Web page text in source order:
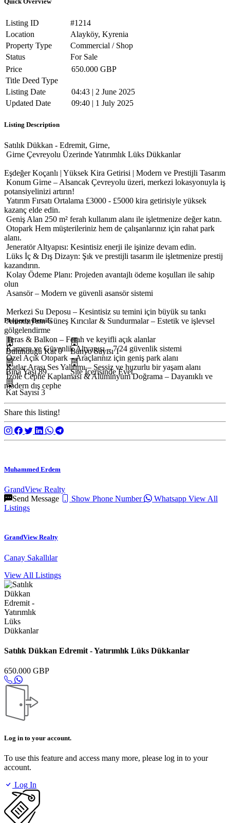
Listing ID
#1214
Location
Alayköy, Kyrenia
Property Type
Commercial / Shop
Status
For Sale
Price
650.000 GBP
Title Deed Type
Listing Date
04:43 | 2 June 2025
Updated Date
09:40 | 1 July 2025
Listing Description
Satılık Dükkan - Edremit, Girne,
Girne Çevreyolu Üzerinde Yatırımlık Lüks Dükkanlar
Eşdeğer Koçanlı | Yüksek Kira Getirisi | Modern ve Prestijli Tasarım
Konum Girne – Alsancak Çevreyolu üzeri, merkezi lokasyonuyla iş
potansiyelinizi artırın!
Yatırım Fırsatı Ortalama £3000 - £5000 kira getirisiyle yüksek
kazanç elde edin.
Geniş Alan 250 m² ferah kullanım alanı ile işletmenize değer katın.
Otopark Hem müşterileriniz hem de çalışanlarınız için rahat park
alanı.
Jeneratör Altyapısı: Kesintisiz enerji ile işinize devam edin.
Lüks İç & Dış Dizayn: Şık ve prestijli tasarım ile işletmenize prestij
kazandırın.
Kolay Ödeme Planı: Projeden avantajlı ödeme koşulları ile sahip
olun
Asansör – Modern ve güvenli asansör sistemi
Merkezi Su Deposu – Kesintisiz su temini için büyük su tankı
Alüminyum Güneş Kırıcılar & Sundurmalar – Estetik ve işlevsel
gölgelendirme
Teras & Balkon – Ferah ve keyifli açık alanlar
Kamera ve Güvenlik Altyapısı – 7/24 güvenlik sistemi
Özel Açık Otopark – Araçlarınız için geniş park alanı
Katlar Arası Ses Yalıtımı – Sessiz ve huzurlu bir yaşam alanı
İzole Cephe Kaplaması & Alüminyum Doğrama – Dayanıklı ve
modern dış cephe
Property Details
Bulunduğu Kat 0 Banyo Sayısı 1
Bina Yaşı 89 Site İçerisinde Evet
Kat Sayısı 3
Share this listing!
Muhammed Erdem
GrandView Realty
Send Message
Show Phone Number Whatsapp View All
Listings
GrandView Realty
Canay Sakallılar
View All Listings
Satılık Dükkan Edremit - Yatırımlık Lüks Dükkanlar
650.000 GBP
Log in to your account.
To use this feature and access many more, please log in to your
account.
Log In